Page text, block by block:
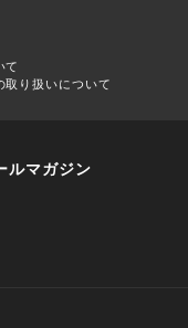
て
取り扱いについて
マガジン